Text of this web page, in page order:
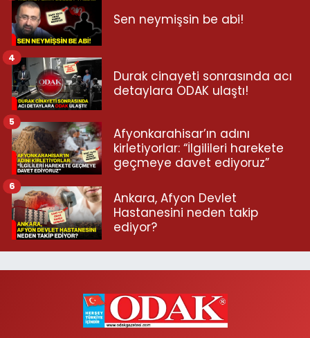
Sen neymişsin be abi!
Durak cinayeti sonrasında acı
detaylara ODAK ulaştı!
4
Afyonkarahisar’ın adını
kirletiyorlar: “İlgilileri harekete
geçmeye davet ediyoruz”
5
Ankara, Afyon Devlet
Hastanesini neden takip
ediyor?
6